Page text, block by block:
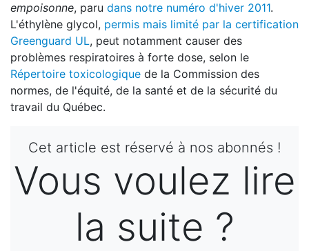
empoisonne, paru dans notre numéro d'hiver 2011.
L'éthylène glycol, permis mais limité par la certification
Greenguard UL, peut notamment causer des
problèmes respiratoires à forte dose, selon le
Répertoire toxicologique de la Commission des
normes, de l'équité, de la santé et de la sécurité du
travail du Québec.
Cet article est réservé à nos abonnés !
Vous voulez lire
la suite ?